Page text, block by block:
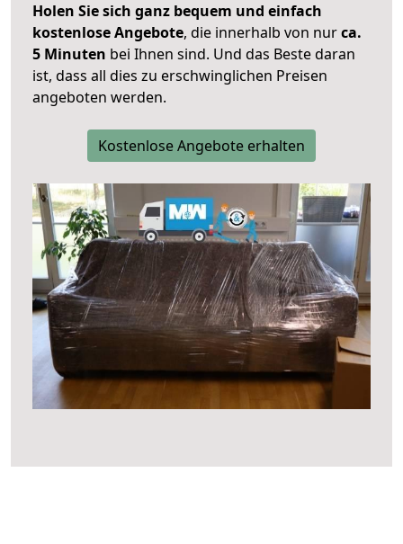
Holen Sie sich ganz bequem und einfach
kostenlose Angebote, die innerhalb von nurca.
5 Minuten bei Ihnen sind. Und das Beste daran
ist, dass all dies zu erschwinglichen Preisen
angeboten werden.
Kostenlose Angebote erhalten